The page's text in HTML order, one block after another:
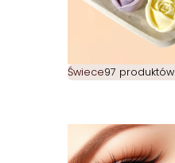
Świece97 produktów